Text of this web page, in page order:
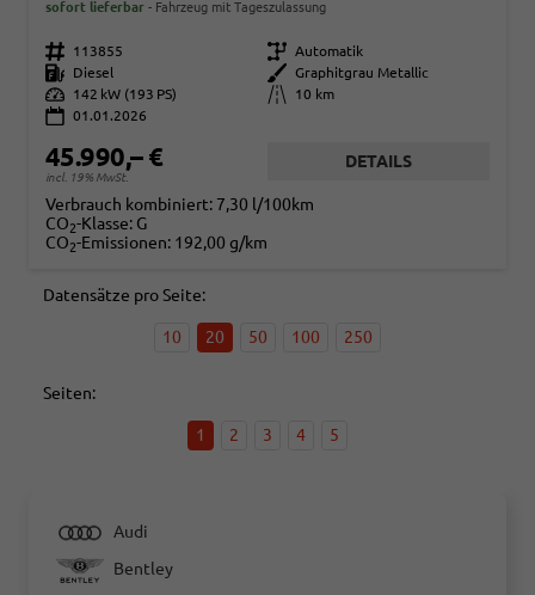
sofort lieferbar Fahrzeug mit Tageszulassung
Fahrzeugnr. 113855 Getriebe Automatik
Kraftstoff
Diesel Außenfarbe
Graphitgrau Metallic
Leistung
142 kW (193 PS) Kilometerstand
10 km
01.01.2026
45.990,– €
incl. 19% MwSt.
DETAILS
Verbrauch kombiniert: 7,30 l/100km
CO2-Klasse: G
CO2-Emissionen: 192,00 g/km
Datensätze pro Seite:
10 20 50 100 250
Seiten:
1 2 3 4 5
Audi
Bentley